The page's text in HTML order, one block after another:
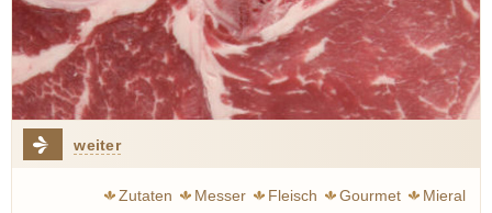
weiter
Zutaten Messer Fleisch Gourmet
Mieral